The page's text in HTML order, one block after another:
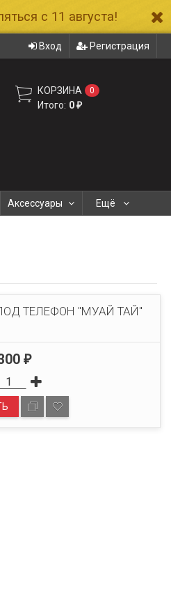
с 11 августа!
Вход Регистрация
КОРЗИНА 0
Итого: 0₽
Аксессуары Ещё
ТЕЛЕФОН "МУАЙ ТАЙ"
₽